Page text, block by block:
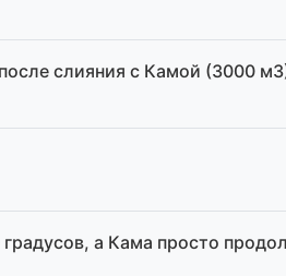
слияния с Камой (3000
а Кама просто